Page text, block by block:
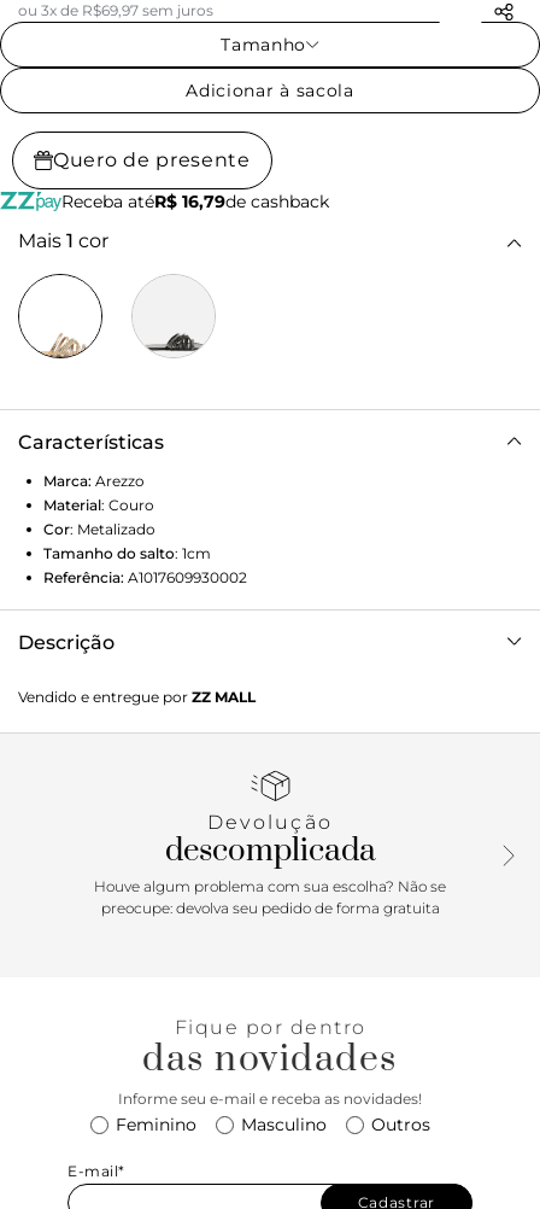
ou 3x de R$69,97 sem juros
Tamanho
Adicionar à sacola
Quero de presente
Receba atéR$ 16,79de cashback
Mais 1 cor
Características
Marca: Arezzo
Material: Couro
Cor: Metalizado
Tamanho do salto: 1cm
Referência: A1017609930002
Descrição
Traz tiras entrelaçadas sob o peito do pé e os dedos, com
aplicação de strass e pedrarias. Aberta, a sandália exibe todo
Vendido e entregue por ZZ MALL
Devolução
descomplicada
Houve algum problema com sua escolha? Não se
preocupe: devolva seu pedido de forma gratuita
Fique por dentro
das novidades
Informe seu e-mail e receba as novidades!
Feminino Masculino Outros
E-mail*
Cadastrar